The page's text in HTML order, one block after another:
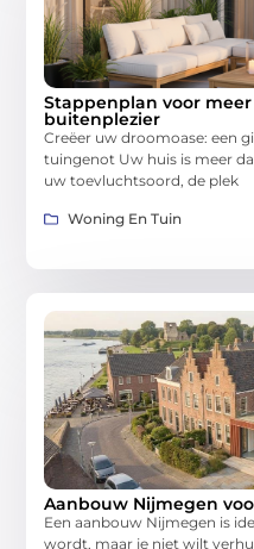
Stappenplan voor
buitenplezier
Creëer uw droomoase: een
tuingenot Uw huis is meer
uw toevluchtsoord, de plek
Woning En Tuin
Aanbouw Nijmegen
Een aanbouw Nijmegen is
wordt, maar je niet wilt